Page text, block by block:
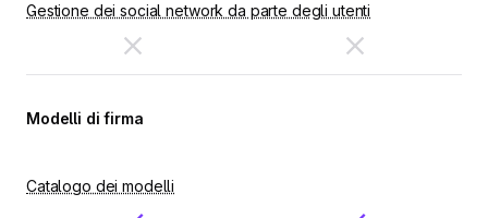
Gestione dei social network da parte degli utenti
Modelli di firma
Catalogo dei modelli